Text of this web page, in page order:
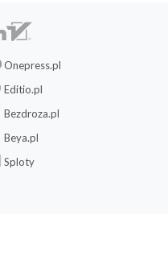
Onepress.pl
Editio.pl
Bezdroza.pl
Beya.pl
Sploty